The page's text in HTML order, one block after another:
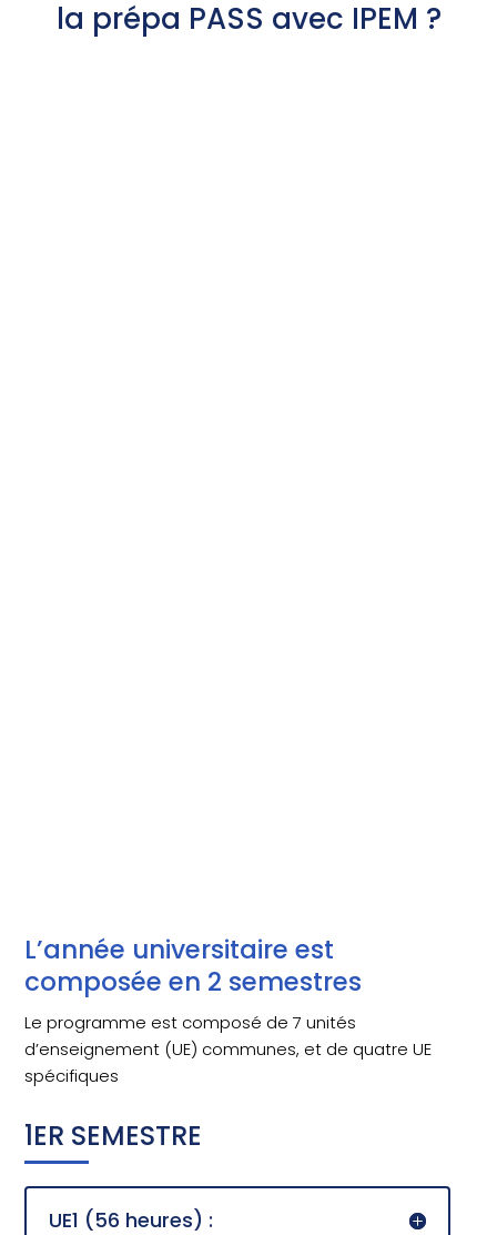
la prépa PASS avec IPEM ?
L’année universitaire est
composée en 2 semestres
Le programme est composé de 7 unités
d’enseignement (UE) communes, et de quatre UE
spécifiques
1ER SEMESTRE
UE1 (56 heures) :